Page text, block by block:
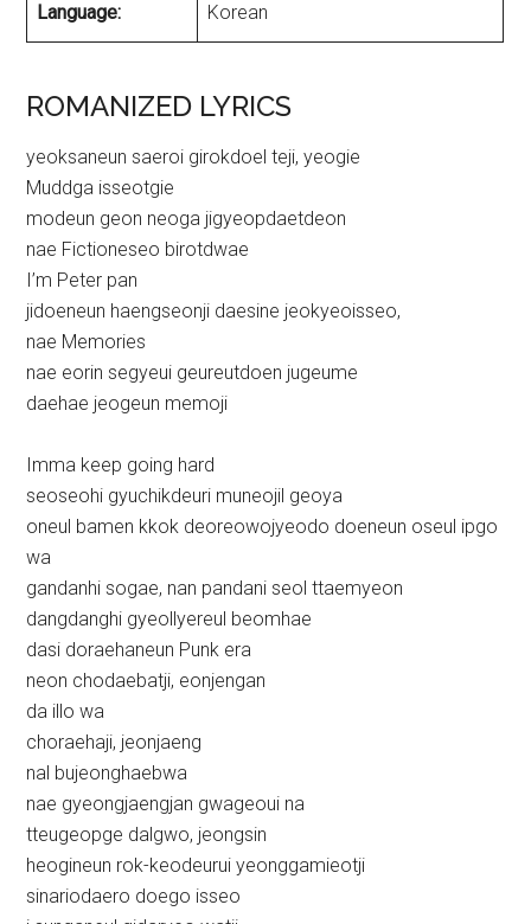
Language: Korean
ROMANIZED LYRICS
yeoksaneun saeroi girokdoel teji, yeogie
Muddga isseotgie
modeun geon neoga jigyeopdaetdeon
nae Fictioneseo birotdwae
I’m Peter pan
jidoeneun haengseonji daesine jeokyeoisseo,
nae Memories
nae eorin segyeui geureutdoen jugeume
daehae jeogeun memoji
Imma keep going hard
seoseohi gyuchikdeuri muneojil geoya
oneul bamen kkok deoreowojyeodo doeneun oseul ipgo
wa
gandanhi sogae, nan pandani seol ttaemyeon
dangdanghi gyeollyereul beomhae
dasi doraehaneun Punk era
neon chodaebatji, eonjengan
da illo wa
choraehaji, jeonjaeng
nal bujeonghaebwa
nae gyeongjaengjan gwageoui na
tteugeopge dalgwo, jeongsin
heogineun rok-keodeurui yeonggamieotji
sinariodaero doego isseo